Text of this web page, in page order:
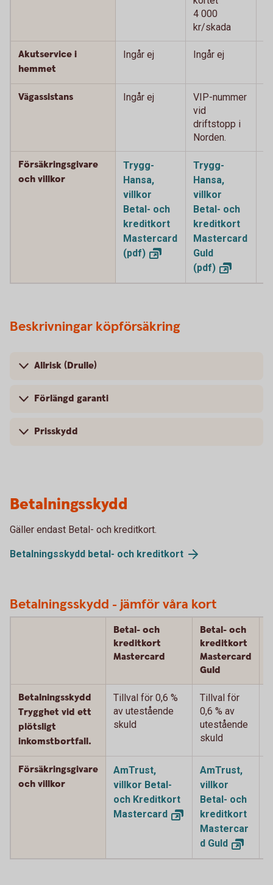
4 000
kr/skada
Akutservice i
hemmet
Ingår ej Ingår ej
Vägassistans Ingår ej
VIP-nummer
vid
driftstopp i
Norden.
Försäkringsgivare
och villkor
Trygg-
Hansa,
villkor
Betal- och
kreditkort
Mastercard
(pdf)
Trygg-
Hansa,
villkor
Betal- och
kreditkort
Mastercard
Guld
(pdf)
Beskrivningar köpförsäkring
Allrisk (Drulle)
Förlängd garanti
Prisskydd
Betalningsskydd
Gäller endast Betal- och kreditkort.
Betalningsskydd betal- och kreditkort
Betalningsskydd - jämför våra kort
Betal- och
kreditkort
Mastercard
Betal- och
kreditkort
Mastercard
Guld
Betalningsskydd
Trygghet vid ett
plötsligt
inkomstbortfall.
Tillval för 0,6 %
av utestående
skuld
Tillval för
0,6 % av
utestående
skuld
Försäkringsgivare
och villkor
AmTrust,
villkor Betal-
och Kreditkort
Mastercard
AmTrust,
villkor
Betal- och
kreditkort
Mastercar
d Guld